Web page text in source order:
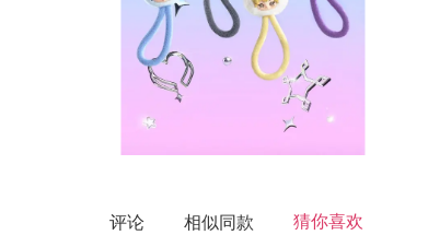
评论 相似同款 猜你喜欢